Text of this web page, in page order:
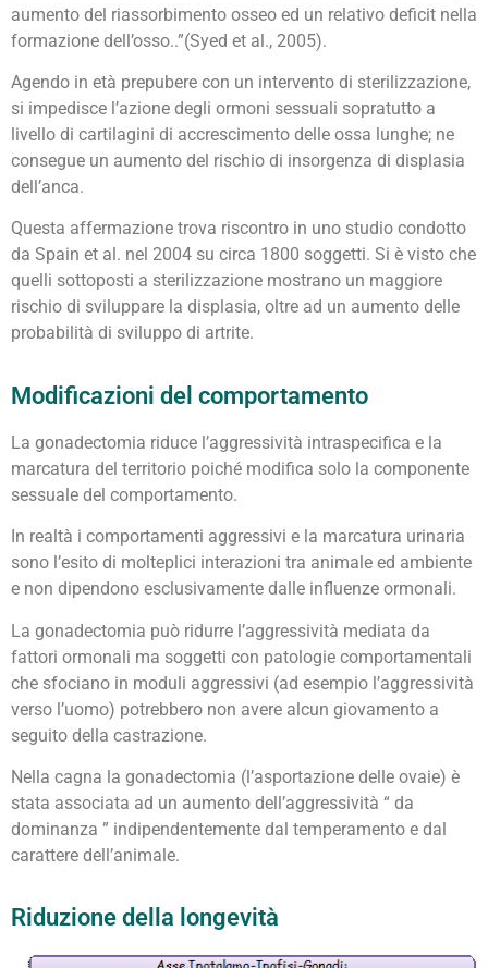
aumento del riassorbimento osseo ed un relativo deficit nella
formazione dell’osso..”(Syed et al., 2005).
Agendo in età prepubere con un intervento di sterilizzazione,
si impedisce l’azione degli ormoni sessuali sopratutto a
livello di cartilagini di accrescimento delle ossa lunghe; ne
consegue un aumento del rischio di insorgenza di displasia
dell’anca.
Questa affermazione trova riscontro in uno studio condotto
da Spain et al. nel 2004 su circa 1800 soggetti. Si è visto che
quelli sottoposti a sterilizzazione mostrano un maggiore
rischio di sviluppare la displasia, oltre ad un aumento delle
probabilità di sviluppo di artrite.
Modificazioni del comportamento
La gonadectomia riduce l’aggressività intraspecifica e la
marcatura del territorio poiché modifica solo la componente
sessuale del comportamento.
In realtà i comportamenti aggressivi e la marcatura urinaria
sono l’esito di molteplici interazioni tra animale ed ambiente
e non dipendono esclusivamente dalle influenze ormonali.
La gonadectomia può ridurre l’aggressività mediata da
fattori ormonali ma soggetti con patologie comportamentali
che sfociano in moduli aggressivi (ad esempio l’aggressività
verso l’uomo) potrebbero non avere alcun giovamento a
seguito della castrazione.
Nella cagna la gonadectomia (l’asportazione delle ovaie) è
stata associata ad un aumento dell’aggressività “ da
dominanza ” indipendentemente dal temperamento e dal
carattere dell’animale.
Riduzione della longevità